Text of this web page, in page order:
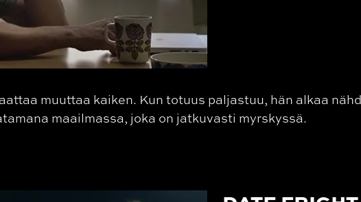
muuttaa kaiken. Kun totuus paljastuu, hän alkaa
maailmassa, joka on jatkuvasti myrskyssä.